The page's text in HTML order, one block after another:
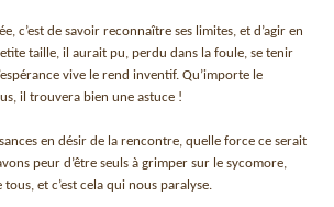
c’est de savoir reconnaître ses limites, et d’agir en
taille, il aurait pu, perdu dans la foule, se tenir
vive le rend inventif. Qu’importe le
il trouvera bien une astuce !
en désir de la rencontre, quelle force ce serait
peur d’être seuls à grimper sur le sycomore,
et c’est cela qui nous paralyse.